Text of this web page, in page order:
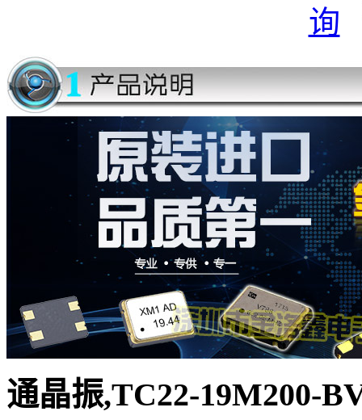
通晶振,TC22-19M200-